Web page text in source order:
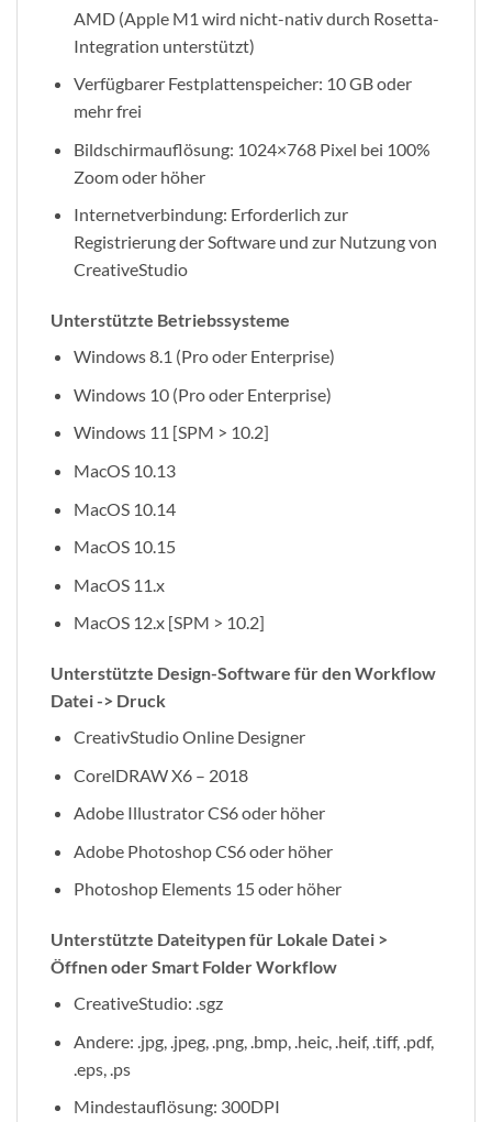
AMD (Apple M1 wird nicht-nativ durch Rosetta-
Integration unterstützt)
Verfügbarer Festplattenspeicher: 10 GB oder
mehr frei
Bildschirmauflösung: 1024×768 Pixel bei 100%
Zoom oder höher
Internetverbindung: Erforderlich zur
Registrierung der Software und zur Nutzung von
CreativeStudio
Unterstützte Betriebssysteme
Windows 8.1 (Pro oder Enterprise)
Windows 10 (Pro oder Enterprise)
Windows 11 [SPM > 10.2]
MacOS 10.13
MacOS 10.14
MacOS 10.15
MacOS 11.x
MacOS 12.x [SPM > 10.2]
Unterstützte Design-Software für den Workflow
Datei -> Druck
CreativStudio Online Designer
CorelDRAW X6 – 2018
Adobe Illustrator CS6 oder höher
Adobe Photoshop CS6 oder höher
Photoshop Elements 15 oder höher
Unterstützte Dateitypen für Lokale Datei >
Öffnen oder Smart Folder Workflow
CreativeStudio: .sgz
Andere: .jpg, .jpeg, .png, .bmp, .heic, .heif, .tiff, .pdf,
.eps, .ps
Mindestauflösung: 300DPI